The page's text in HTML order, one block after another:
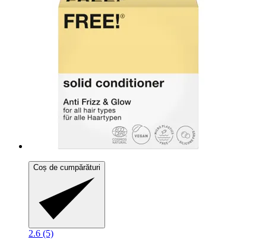
Coș de cumpărături
2.6 (5)